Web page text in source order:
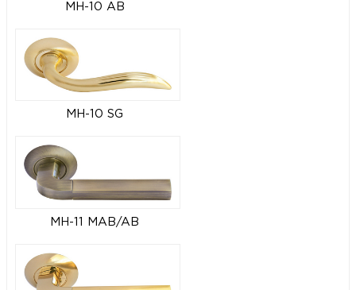
MH-10 AB
MH-10 SG
MH-11 MAB/AB